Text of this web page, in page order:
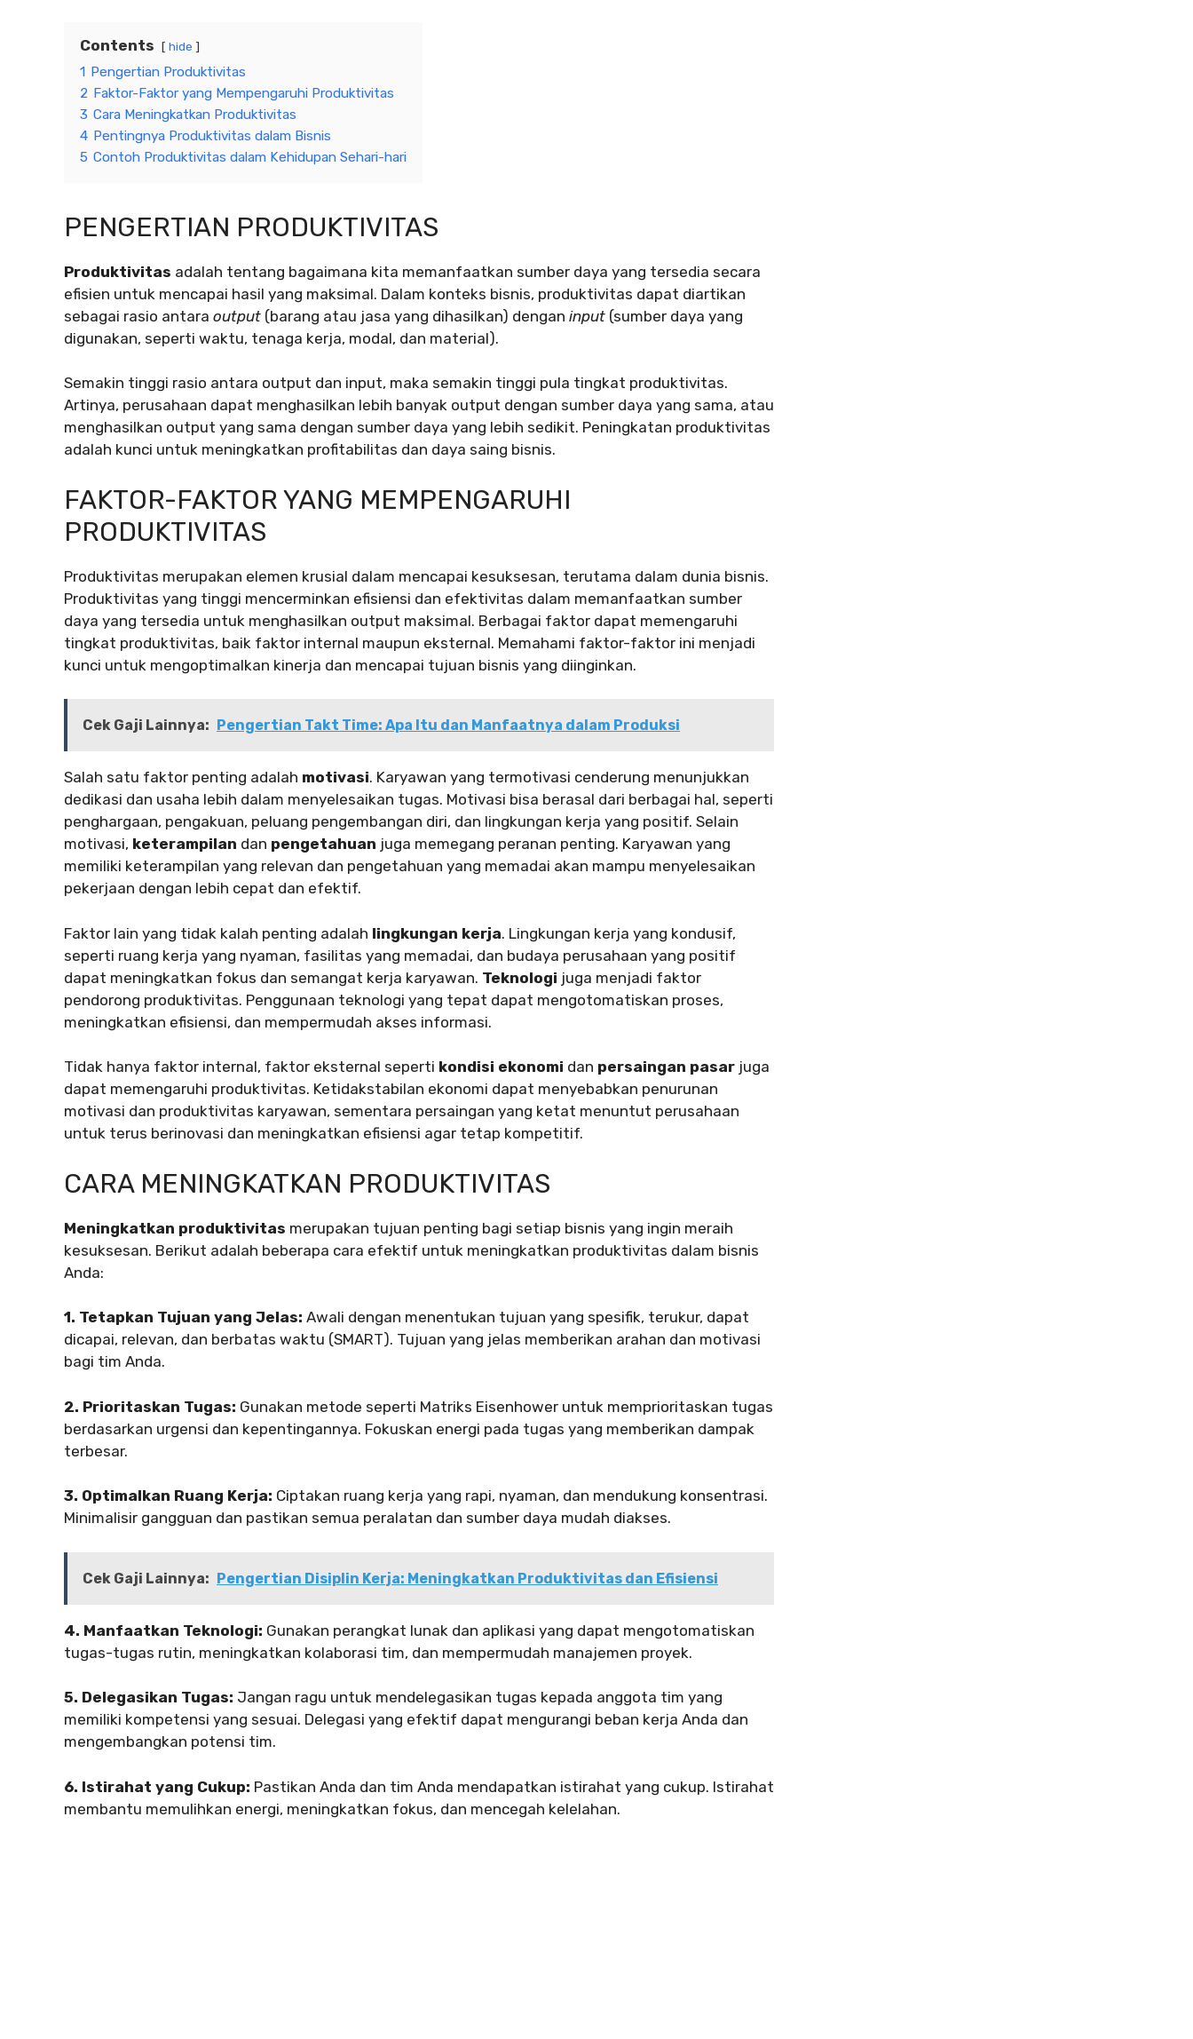
Contents hide
1 Pengertian Produktivitas
2 Faktor-Faktor yang Mempengaruhi Produktivitas
3 Cara Meningkatkan Produktivitas
4 Pentingnya Produktivitas dalam Bisnis
5 Contoh Produktivitas dalam Kehidupan Sehari-hari
PENGERTIAN PRODUKTIVITAS
Produktivitas adalah tentang bagaimana kita memanfaatkan sumber daya yang tersedia secara
efisien untuk mencapai hasil yang maksimal. Dalam konteks bisnis, produktivitas dapat diartikan
sebagai rasio antara output (barang atau jasa yang dihasilkan) dengan input (sumber daya yang
digunakan, seperti waktu, tenaga kerja, modal, dan material).
Semakin tinggi rasio antara output dan input, maka semakin tinggi pula tingkat produktivitas.
Artinya, perusahaan dapat menghasilkan lebih banyak output dengan sumber daya yang sama, atau
menghasilkan output yang sama dengan sumber daya yang lebih sedikit. Peningkatan produktivitas
adalah kunci untuk meningkatkan profitabilitas dan daya saing bisnis.
FAKTOR-FAKTOR YANG MEMPENGARUHI
PRODUKTIVITAS
Produktivitas merupakan elemen krusial dalam mencapai kesuksesan, terutama dalam dunia bisnis.
Produktivitas yang tinggi mencerminkan efisiensi dan efektivitas dalam memanfaatkan sumber
daya yang tersedia untuk menghasilkan output maksimal. Berbagai faktor dapat memengaruhi
tingkat produktivitas, baik faktor internal maupun eksternal. Memahami faktor-faktor ini menjadi
kunci untuk mengoptimalkan kinerja dan mencapai tujuan bisnis yang diinginkan.
Cek Gaji Lainnya: Pengertian Takt Time: Apa Itu dan Manfaatnya dalam Produksi
Salah satu faktor penting adalah motivasi. Karyawan yang termotivasi cenderung menunjukkan
dedikasi dan usaha lebih dalam menyelesaikan tugas. Motivasi bisa berasal dari berbagai hal, seperti
penghargaan, pengakuan, peluang pengembangan diri, dan lingkungan kerja yang positif. Selain
motivasi, keterampilan dan pengetahuan juga memegang peranan penting. Karyawan yang
memiliki keterampilan yang relevan dan pengetahuan yang memadai akan mampu menyelesaikan
pekerjaan dengan lebih cepat dan efektif.
Faktor lain yang tidak kalah penting adalah lingkungan kerja. Lingkungan kerja yang kondusif,
seperti ruang kerja yang nyaman, fasilitas yang memadai, dan budaya perusahaan yang positif
dapat meningkatkan fokus dan semangat kerja karyawan. Teknologi juga menjadi faktor
pendorong produktivitas. Penggunaan teknologi yang tepat dapat mengotomatiskan proses,
meningkatkan efisiensi, dan mempermudah akses informasi.
Tidak hanya faktor internal, faktor eksternal seperti kondisi ekonomi dan persaingan pasar juga
dapat memengaruhi produktivitas. Ketidakstabilan ekonomi dapat menyebabkan penurunan
motivasi dan produktivitas karyawan, sementara persaingan yang ketat menuntut perusahaan
untuk terus berinovasi dan meningkatkan efisiensi agar tetap kompetitif.
CARA MENINGKATKAN PRODUKTIVITAS
Meningkatkan produktivitas merupakan tujuan penting bagi setiap bisnis yang ingin meraih
kesuksesan. Berikut adalah beberapa cara efektif untuk meningkatkan produktivitas dalam bisnis
Anda:
1. Tetapkan Tujuan yang Jelas: Awali dengan menentukan tujuan yang spesifik, terukur, dapat
dicapai, relevan, dan berbatas waktu (SMART). Tujuan yang jelas memberikan arahan dan motivasi
bagi tim Anda.
2. Prioritaskan Tugas: Gunakan metode seperti Matriks Eisenhower untuk memprioritaskan tugas
berdasarkan urgensi dan kepentingannya. Fokuskan energi pada tugas yang memberikan dampak
terbesar.
3. Optimalkan Ruang Kerja: Ciptakan ruang kerja yang rapi, nyaman, dan mendukung konsentrasi.
Minimalisir gangguan dan pastikan semua peralatan dan sumber daya mudah diakses.
Cek Gaji Lainnya: Pengertian Disiplin Kerja: Meningkatkan Produktivitas dan Efisiensi
4. Manfaatkan Teknologi: Gunakan perangkat lunak dan aplikasi yang dapat mengotomatiskan
tugas-tugas rutin, meningkatkan kolaborasi tim, dan mempermudah manajemen proyek.
5. Delegasikan Tugas: Jangan ragu untuk mendelegasikan tugas kepada anggota tim yang
memiliki kompetensi yang sesuai. Delegasi yang efektif dapat mengurangi beban kerja Anda dan
mengembangkan potensi tim.
6. Istirahat yang Cukup: Pastikan Anda dan tim Anda mendapatkan istirahat yang cukup. Istirahat
membantu memulihkan energi, meningkatkan fokus, dan mencegah kelelahan.